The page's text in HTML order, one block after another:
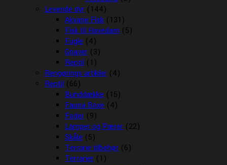
Levende dyr (144)
Akvarie Fisk (131)
Fisk til Havedam (5)
Fugle (4)
Gnaver (3)
Reptil (1)
Rengørings artikler (4)
Reptil (66)
Bunddække (15)
Fauna Boxe (4)
Foder (9)
Lamper og Pærer (22)
Skåle (5)
Terrarie tilbehør (6)
Terrarier (1)